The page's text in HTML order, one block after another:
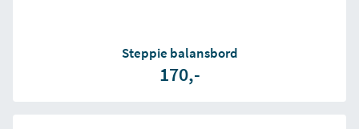
Steppie balansbord
170,-